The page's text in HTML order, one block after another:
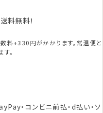
料無料！
料+330円がかかります。常温便と
。
・コンビニ前払・d払い・ソ